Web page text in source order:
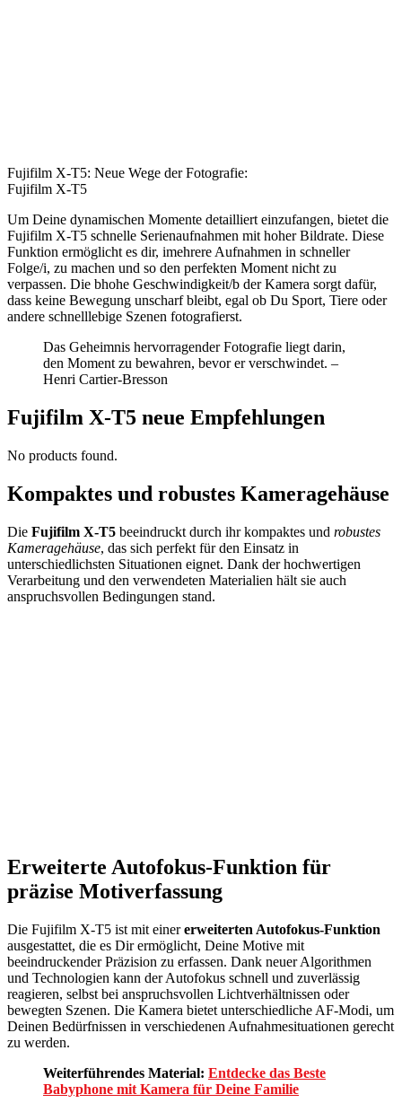
Fujifilm X-T5: Neue Wege der Fotografie:
Fujifilm X-T5
Um Deine dynamischen Momente detailliert einzufangen, bietet die
Fujifilm X-T5 schnelle Serienaufnahmen mit hoher Bildrate. Diese
Funktion ermöglicht es dir, imehrere Aufnahmen in schneller
Folge/i, zu machen und so den perfekten Moment nicht zu
verpassen. Die bhohe Geschwindigkeit/b der Kamera sorgt dafür,
dass keine Bewegung unscharf bleibt, egal ob Du Sport, Tiere oder
andere schnelllebige Szenen fotografierst.
Das Geheimnis hervorragender Fotografie liegt darin,
den Moment zu bewahren, bevor er verschwindet. –
Henri Cartier-Bresson
Fujifilm X-T5 neue Empfehlungen
No products found.
Kompaktes und robustes Kameragehäuse
Die Fujifilm X-T5 beeindruckt durch ihr kompaktes und robustes
Kameragehäuse, das sich perfekt für den Einsatz in
unterschiedlichsten Situationen eignet. Dank der hochwertigen
Verarbeitung und den verwendeten Materialien hält sie auch
anspruchsvollen Bedingungen stand.
Erweiterte Autofokus-Funktion für
präzise Motiverfassung
Die Fujifilm X-T5 ist mit einererweiterten Autofokus-Funktion
ausgestattet, die es Dir ermöglicht, Deine Motive mit
beeindruckender Präzision zu erfassen. Dank neuer Algorithmen
und Technologien kann der Autofokus schnell und zuverlässig
reagieren, selbst bei anspruchsvollen Lichtverhältnissen oder
bewegten Szenen. Die Kamera bietet unterschiedliche AF-Modi, um
Deinen Bedürfnissen in verschiedenen Aufnahmesituationen gerecht
zu werden.
Weiterführendes Material: Entdecke das Beste
Babyphone mit Kamera für Deine Familie